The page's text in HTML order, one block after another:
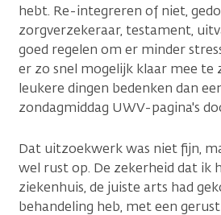
hebt. Re-integreren of niet,
zorgverzekeraar, testament,
goed regelen om er minder
er zo snel mogelijk klaar mee te
leukere dingen bedenken dan
zondagmiddag UWV-pagina's
Dat uitzoekwerk was niet fijn,
wel rust op. De zekerheid dat ik
ziekenhuis, de juiste arts had
behandeling heb, met een